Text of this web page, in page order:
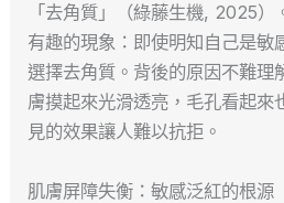
「去角質」（綠藤生機, 2025
有趣的現象：即使明知自己是敏
選擇去角質。背後的原因不難
膚摸起來光滑透亮，毛孔看起來
見的效果讓人難以抗拒。
肌膚屏障失衡：敏感泛紅的根源